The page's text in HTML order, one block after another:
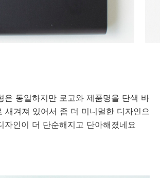
은 동일하지만 로고와 제품명을 단색 바
새겨져 있어서 좀 더 미니멀한 디자인으
자인이 더 단순해지고 단아해졌네요